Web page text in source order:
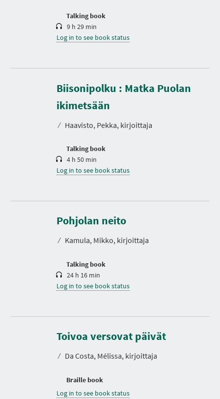
Talking book
9 h 29 min
Log in to see book status
Biisonipolku : Matka Puolan
ikimetsään
⁄ Haavisto, Pekka, kirjoittaja
Talking book
D
u
r
a
i
4 h 50 min
Log in to see book status
Pohjolan neito
⁄ Kamula, Mikko, kirjoittaja
Talking book
D
r
a
i
24 h 16 min
Log in to see book status
Toivoa versovat päivät
⁄ Da Costa, Mélissa, kirjoittaja
Braille book
Log in to see book status